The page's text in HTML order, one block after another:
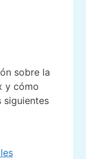
sobre la
y cómo
siguientes